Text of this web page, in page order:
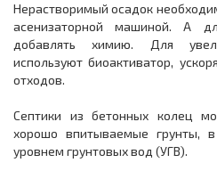
Нерастворимый осадок
асенизаторной машиной. А
добавлять химию. Для
используют биоактиватор,
отходов.
Септики из бетонных колец
хорошо впитываемые грунты,
уровнем грунтовых вод (УГВ).